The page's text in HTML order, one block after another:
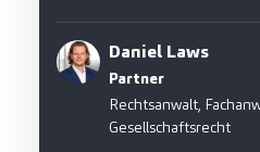
Daniel Laws
Partner
Rechtsanwalt,
Gesellschaftsrecht